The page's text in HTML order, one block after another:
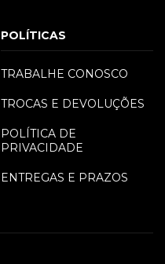
POLÍTICAS
TRABALHE CONOSCO
TROCAS E DEVOLUÇÕES
POLÍTICA DE
PRIVACIDADE
ENTREGAS E PRAZOS